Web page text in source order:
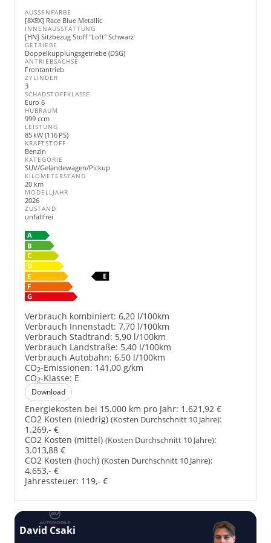
AUSSENFARBE
[8X8X] Race Blue Metallic
INNENAUSSTATTUNG
[HN] Sitzbezug Stoff "Loft" Schwarz
GETRIEBE
Doppelkupplungsgetriebe (DSG)
ANTRIEBSACHSE
Frontantrieb
ZYLINDER
3
SCHADSTOFFKLASSE
Euro 6
HUBRAUM
999 ccm
LEISTUNG
85 kW (116 PS)
KRAFTSTOFF
Benzin
KATEGORIE
SUV/Geländewagen/Pickup
KILOMETERSTAND
20 km
MODELLJAHR
2026
ZUSTAND
unfallfrei
Verbrauch kombiniert: 6,20 l/100km
Verbrauch Innenstadt: 7,70 l/100km
Verbrauch Stadtrand: 5,90 l/100km
Verbrauch Landstraße: 5,40 l/100km
Verbrauch Autobahn: 6,50 l/100km
CO2-Emissionen: 141,00 g/km
CO2-Klasse: E
Download
Energiekosten bei 15.000 km pro Jahr: 1.621,92 €
CO2 Kosten (niedrig) (Kosten Durchschnitt 10 Jahre):
1.269,- €
CO2 Kosten (mittel) (Kosten Durchschnitt 10 Jahre):
3.013,88 €
CO2 Kosten (hoch) (Kosten Durchschnitt 10 Jahre):
4.653,- €
Jahressteuer: 119,- €
David Csaki